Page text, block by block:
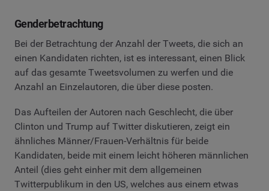
Genderbetrachtung
Bei der Betrachtung der Anzahl der Tweets, die sich an
einen Kandidaten richten, ist es interessant, einen Blick
auf das gesamte Tweetsvolumen zu werfen und die
Anzahl an Einzelautoren, die über diese posten.
Das Aufteilen der Autoren nach Geschlecht, die über
Clinton und Trump auf Twitter diskutieren, zeigt ein
ähnliches Männer/Frauen-Verhältnis für beide
Kandidaten, beide mit einem leicht höheren männlichen
Anteil (dies geht einher mit dem allgemeinen
Twitterpublikum in den US, welches aus einem etwas